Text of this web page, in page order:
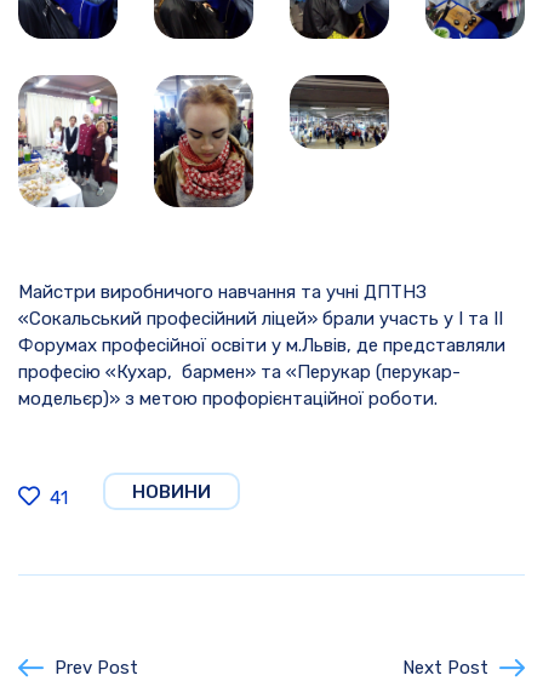
Майстри виробничого навчання та учні ДПТНЗ
«Сокальський професійний ліцей» брали участь у І та ІІ
Форумах професійної освіти у м.Львів, де представляли
професію «Кухар, бармен» та «Перукар (перукар-
модельєр)» з метою профорієнтаційної роботи.
41 НОВИНИ
Prev Post Next Post